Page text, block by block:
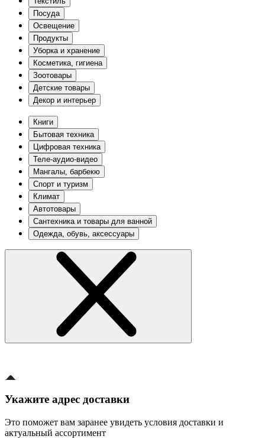
Посуда
Освещение
Продукты
Уборка и хранение
Косметика, гигиена
Зоотовары
Детские товары
Декор и интерьер
Книги
Бытовая техника
Цифровая техника
Теле-аудио-видео
Мангалы, барбекю
Спорт и туризм
Климат
Автотовары
Сантехника и товары для ванной
Одежда, обувь, аксессуары
Укажите адрес доставки
Это поможет вам заранее увидеть условия доставки и
актуальный ассортимент